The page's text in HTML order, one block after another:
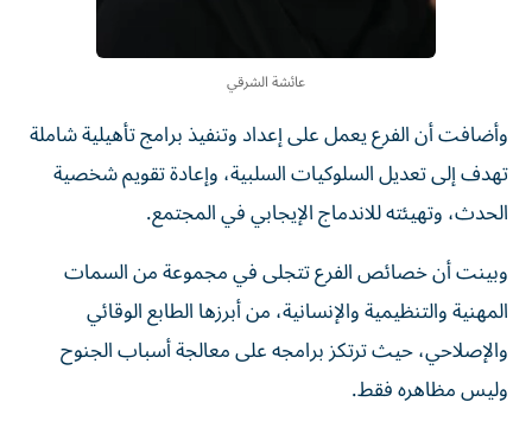
عائشة الشرقي
وأضافت أن الفرع يعمل على إعداد وتنفيذ برامج تأهيلية شاملة
تهدف إلى تعديل السلوكيات السلبية، وإعادة تقويم شخصية
الحدث، وتهيئته للاندماج الإيجابي في المجتمع.
وبينت أن خصائص الفرع تتجلى في مجموعة من السمات
المهنية والتنظيمية والإنسانية، من أبرزها الطابع الوقائي
والإصلاحي، حيث ترتكز برامجه على معالجة أسباب الجنوح
وليس مظاهره فقط.